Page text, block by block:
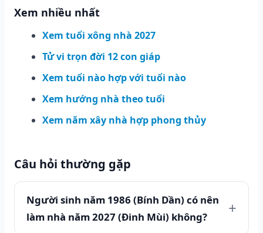
Xem nhiều nhất
Xem tuổi xông nhà 2027
Tử vi trọn đời 12 con giáp
Xem tuổi nào hợp với tuổi nào
Xem hướng nhà theo tuổi
Xem năm xây nhà hợp phong thủy
Câu hỏi thường gặp
Người sinh năm 1986 (Bính Dần) có nên
làm nhà năm 2027 (Đinh Mùi) không?